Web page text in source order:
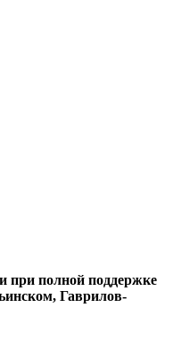
при полной поддержке
Гаврилов-